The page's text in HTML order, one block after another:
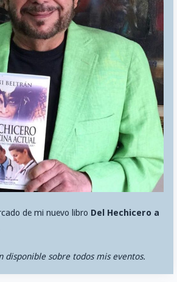
de mi nuevo libro Del Hechicero a
disponible sobre todos mis eventos.